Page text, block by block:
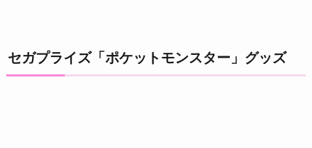
セガプライズ「ポケットモンスター」グッズ